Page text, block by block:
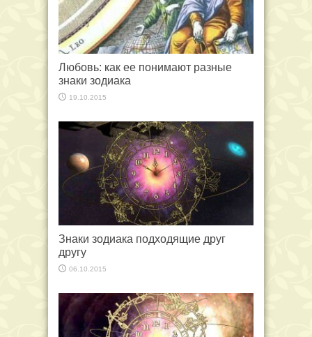
Любовь: как ее понимают разные
знаки зодиака
19.10.2015
Знаки зодиака подходящие друг
другу
06.10.2015